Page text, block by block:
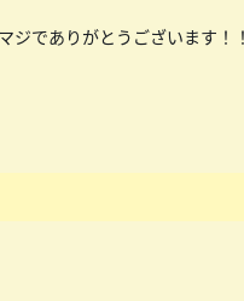
でありがとうございます！